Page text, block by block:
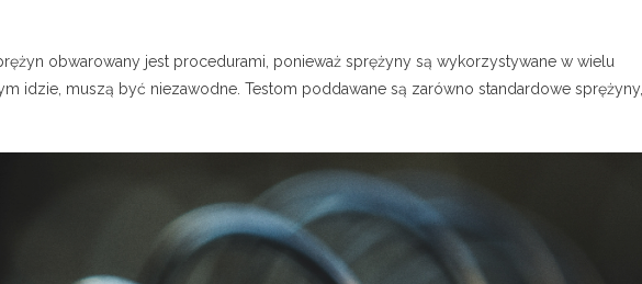
obwarowany jest procedurami, ponieważ sprężyny są wykorzystywane w wielu
idzie, muszą być niezawodne. Testom poddawane są zarówno standardowe sprężyny,